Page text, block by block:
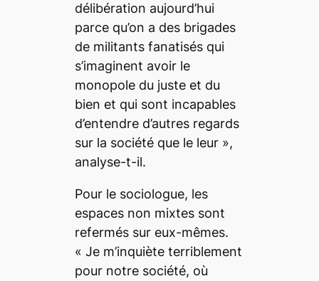
délibération aujourd’hui
parce qu’on a des brigades
de militants fanatisés qui
s’imaginent avoir le
monopole du juste et du
bien et qui sont incapables
d’entendre d’autres regards
sur la société que le leur»,
analyse-t-il.
Pour le sociologue, les
espaces non mixtes sont
refermés sur eux-mêmes.
« Je m’inquiète terriblement
pour notre société, où